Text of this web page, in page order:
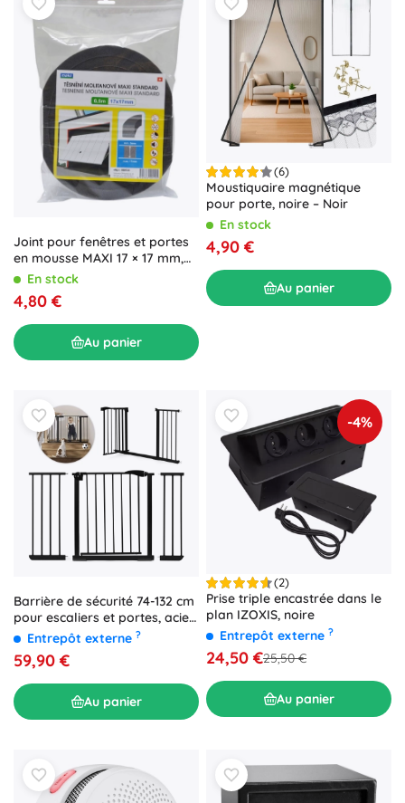
Joint pour fenêtres et portes
en mousse MAXI 17 × 17 mm,
anthracite, 6,5 m – MAKO
En stock
4,80 €
Au panier
(6)
Moustiquaire magnétique
pour porte, noire – Noir
En stock
4,90 €
Au panier
Barrière de sécurité 74-132 cm
pour escaliers et portes, acier
avec panneaux
supplémentaires noir
ECOTOYS
Entrepôt externe ?
59,90 €
Au panier
-4%
(2)
Prise triple encastrée dans le
plan IZOXIS, noire
Entrepôt externe ?
24,50 €25,50 €
Au panier